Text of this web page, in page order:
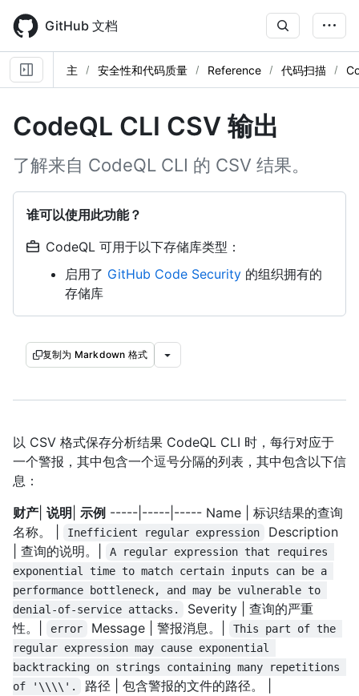
main
content
GitHub 文档
主 安全性和代码质量 Reference 代码扫描
CodeQL CLI CSV 输出
了解来自 CodeQL CLI 的 CSV 结果。
谁可以使用此功能？
CodeQL 可用于以下存储库类型：
启用了 GitHub Code Security 的组织拥有的
存储库
复制为 Markdown 格式
以 CSV 格式保存分析结果 CodeQL CLI 时，每行对应于
一个警报，其中包含一个逗号分隔的列表，其中包含以下信
息：
财产 说明 示例 -----|-----|----- Name | 标识结果的查询
名称。 |
Inefficient regular expression
Description
| 查询的说明。|
A regular expression that requires
exponential time to match certain inputs can be a
performance bottleneck, and may be vulnerable to
denial-of-service attacks.
Severity | 查询的严重
性。|
error Message | 警报消息。|
This part of the
regular expression may cause exponential
backtracking on strings containing many repetitions
of '\\\\'.
路径 | 包含警报的文件的路径。 |